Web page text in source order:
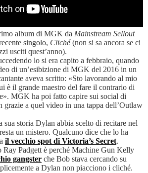
album di MGK da Mainstream Sellout
singolo, Cliché(non si sa ancora se ci
usciti quest’anno).
lo si era capito a febbraio, quando
di un’esibizione di MGK del 2016 in un
aveva scritto: «Sto lavorando al mio
è il grande maestro del fare il contrario di
MGK ha poi fatto capire sui social di
grazie a quel video in una tappa dell’Outlaw
sua storia Dylan abbia scelto di recitare nel
un mistero. Qualcuno dice che lo ha
il vecchio spot di Victoria’s Secret.
Ray Padgett è perché Machine Gun Kelly
gangster che Bob stava cercando su
a Dylan non piacciono i cliché.